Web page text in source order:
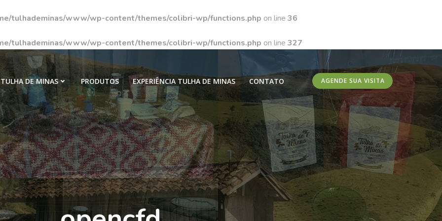
tulhademinas/www/wp-content/themes/colibri-wp/functions.php on line 36
tulhademinas/www/wp-content/themes/colibri-wp/functions.php on line 327
TULHA DE MINAS PRODUTOS EXPERIÊNCIA TULHA DE MINAS CONTATO AGENDE SUA VISITA